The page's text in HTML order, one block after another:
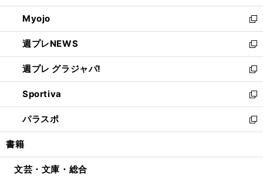
開
く
ウ
で
開
く
ン
ド
ウ
で
開
く
ウ
ィ
ン
ド
ウ
で
開
く
Myojo
新
し
い
ウ
ィ
ン
ド
ウ
で
開
週プレNEWS
新
し
い
ウ
ィ
ン
ド
ウ
開
週プレ グラジャパ!
新
し
い
ウ
ィ
ン
ウ
Sportiva
新
し
い
ウ
ン
パラスポ
新
し
ウ
書籍
文芸・文庫・総合